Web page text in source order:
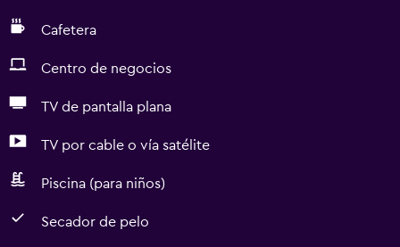
Cafetera
Centro de negocios
TV de pantalla plana
TV por cable o vía satélite
Piscina (para niños)
Secador de pelo